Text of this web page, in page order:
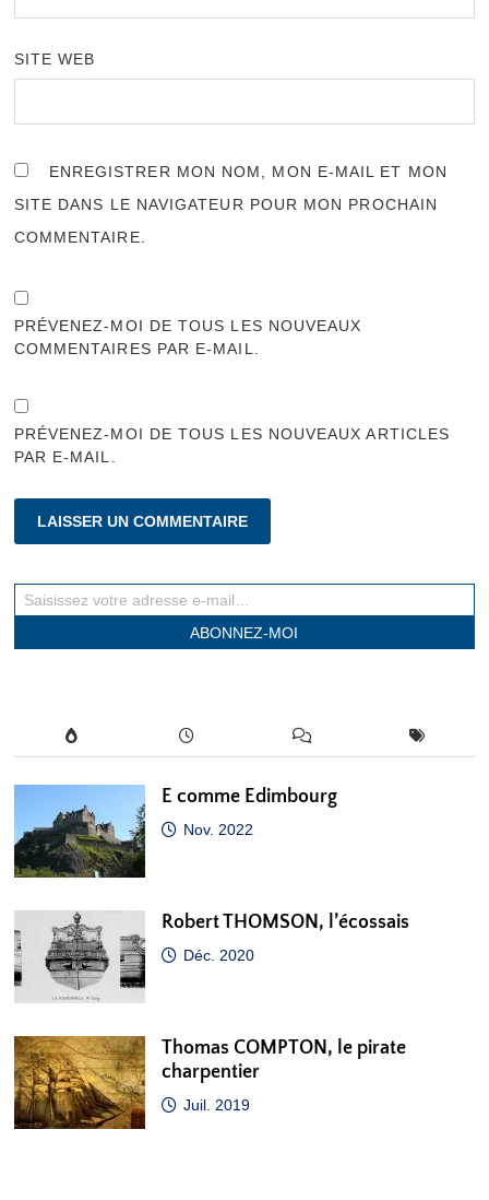
SITE WEB
ENREGISTRER MON NOM, MON E-MAIL ET MON
SITE DANS LE NAVIGATEUR POUR MON PROCHAIN
COMMENTAIRE.
PRÉVENEZ-MOI DE TOUS LES NOUVEAUX
COMMENTAIRES PAR E-MAIL.
PRÉVENEZ-MOI DE TOUS LES NOUVEAUX ARTICLES
PAR E-MAIL.
Saisissez votre adresse e-mail…
ABONNEZ-MOI
E comme Edimbourg
Nov. 2022
Robert THOMSON, l’écossais
Déc. 2020
Thomas COMPTON, le pirate
charpentier
Juil. 2019